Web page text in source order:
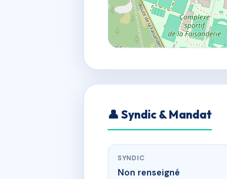
👤 Syndic & Mandat
SYNDIC
Non renseigné